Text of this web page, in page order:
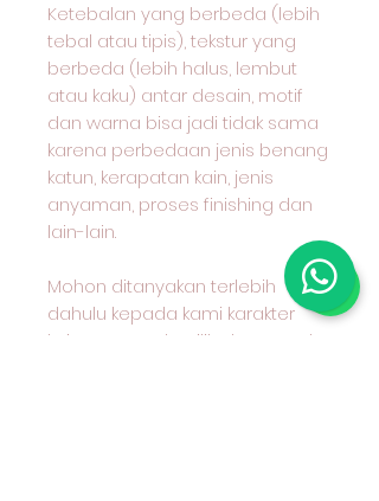
Ketebalan yang berbeda (lebih
tebal atau tipis), tekstur yang
berbeda (lebih halus, lembut
atau kaku) antar desain, motif
dan warna bisa jadi tidak sama
karena perbedaan jenis benang
katun, kerapatan kain, jenis
anyaman, proses finishing dan
lain-lain.
Mohon ditanyakan terlebih
dahulu kepada kami karakter
kain yang anda pilih dan cocok